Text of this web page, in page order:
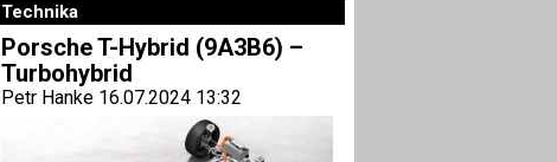
Technika
Porsche T-Hybrid (9A3B6) –
Turbohybrid
Petr Hanke 16.07.2024 13:32